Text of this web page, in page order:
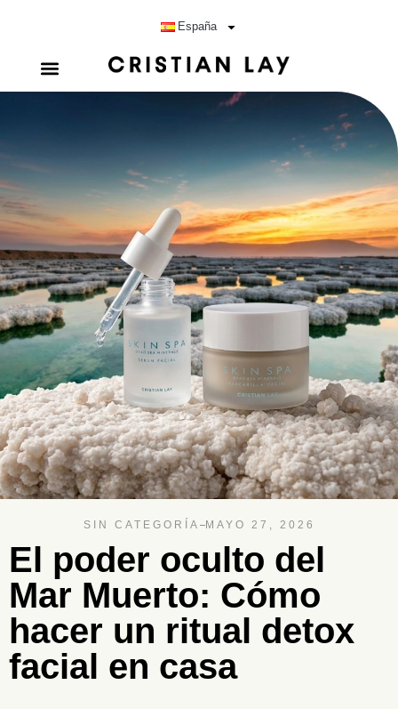
España
SIN CATEGORÍA MAYO 27, 2026
El poder oculto del
Mar Muerto: Cómo
hacer un ritual detox
facial en casa